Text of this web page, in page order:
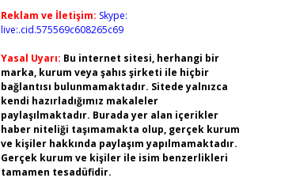
Reklam ve İletişim: Skype:
live:.cid.575569c608265c69
Yasal Uyarı: Bu internet sitesi, herhangi bir
marka, kurum veya şahıs şirketi ile hiçbir
bağlantısı bulunmamaktadır. Sitede yalnızca
kendi hazırladığımız makaleler
paylaşılmaktadır. Burada yer alan içerikler
haber niteliği taşımamakta olup, gerçek kurum
ve kişiler hakkında paylaşım yapılmamaktadır.
Gerçek kurum ve kişiler ile isim benzerlikleri
tamamen tesadüfidir.